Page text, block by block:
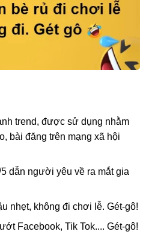
trend, được sử dụng nhằm
bài đăng trên mạng xã hội
dẫn người yêu về ra mắt gia
nhẹt, không đi chơi lễ. Gét-gô!
Facebook, Tik Tok.... Gét-gô!